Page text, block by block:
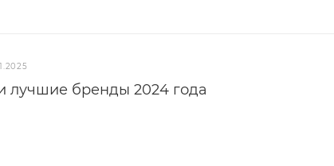
лучшие бренды 2024 года